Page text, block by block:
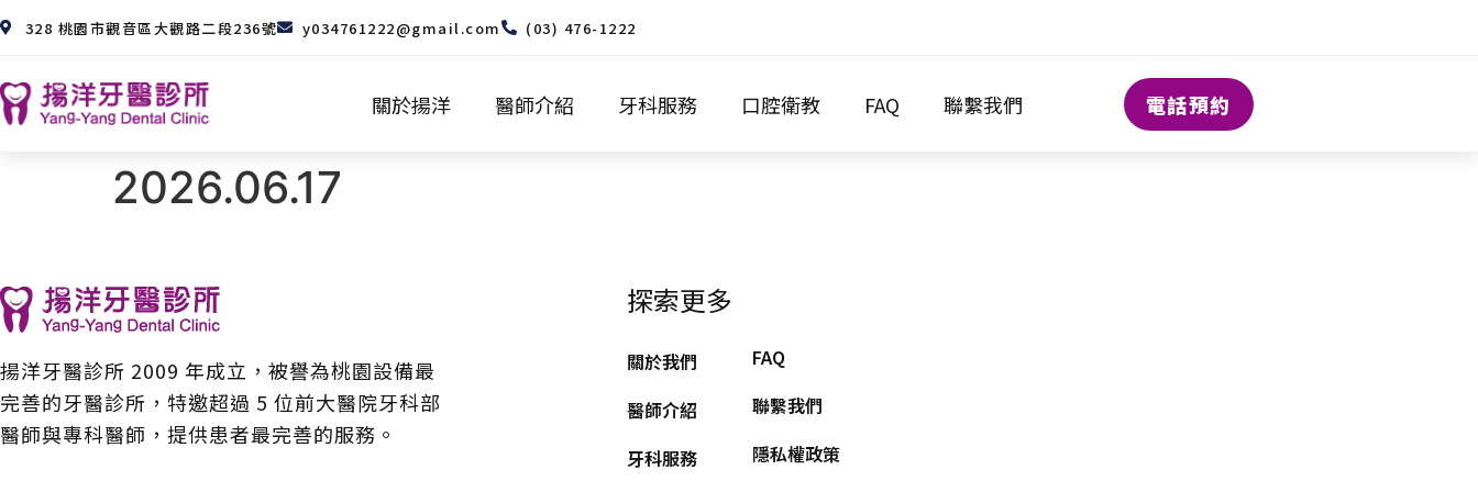
328 桃園市觀音區大觀路二段236號 y034761222@gmail.com (03) 476-1222
關於揚洋 醫師介紹 牙科服務 口腔衛教 FAQ 聯繫我們 電話預約
2026.06.17
揚洋牙醫診所 2009 年成立，被譽為桃園設備最
完善的牙醫診所，特邀超過 5 位前大醫院牙科部
醫師與專科醫師，提供患者最完善的服務。
探索更多
關於我們
醫師介紹
牙科服務
FAQ
聯繫我們
隱私權政策